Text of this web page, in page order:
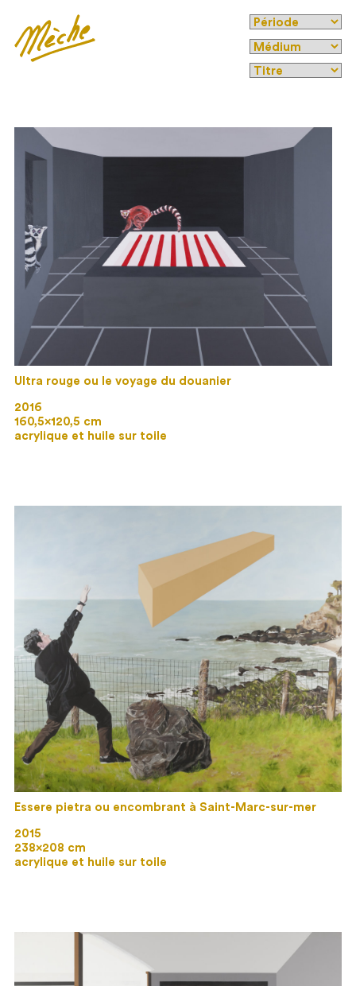
Ultra rouge ou le voyage du douanier
2016
160,5×120,5 cm
acrylique et huile sur toile
Essere pietra ou encombrant à Saint-Marc-sur-mer
2015
238×208 cm
acrylique et huile sur toile